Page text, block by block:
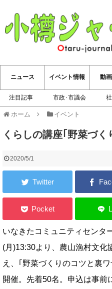
ニュース
注目記事 市政･市議会
イベント情報 動
ホーム イベント
くらしの講座｢野菜づく
2020/5/1
いなきたコミュニティセンタ
(月)13:30より、農山漁村文化
え、｢野菜づくりのコツと裏
開催。先着50名。申込は事前